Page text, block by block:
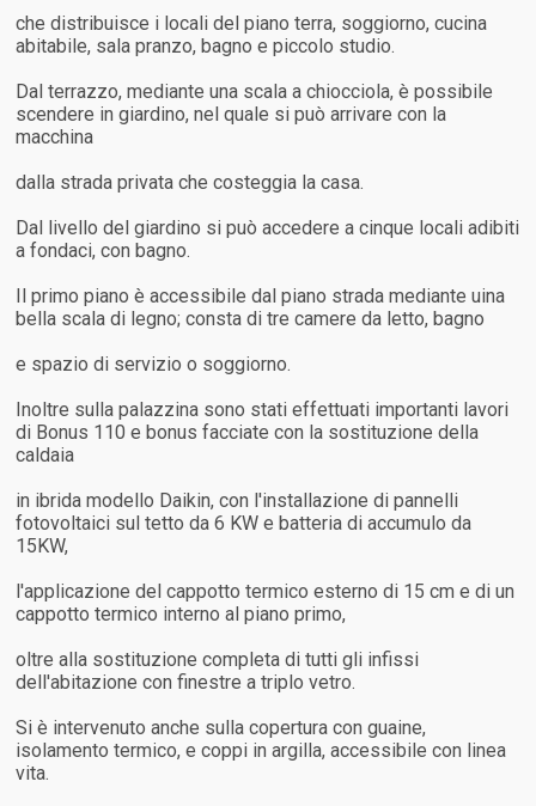
che distribuisce i locali del piano terra, soggiorno, cucina
abitabile, sala pranzo, bagno e piccolo studio.
Dal terrazzo, mediante una scala a chiocciola, è possibile
scendere in giardino, nel quale si può arrivare con la
macchina
dalla strada privata che costeggia la casa.
Dal livello del giardino si può accedere a cinque locali adibiti
a fondaci, con bagno.
Il primo piano è accessibile dal piano strada mediante uina
bella scala di legno; consta di tre camere da letto, bagno
e spazio di servizio o soggiorno.
Inoltre sulla palazzina sono stati effettuati importanti lavori
di Bonus 110 e bonus facciate con la sostituzione della
caldaia
in ibrida modello Daikin, con l'installazione di pannelli
fotovoltaici sul tetto da 6 KW e batteria di accumulo da
15KW,
l'applicazione del cappotto termico esterno di 15 cm e di un
cappotto termico interno al piano primo,
oltre alla sostituzione completa di tutti gli infissi
dell'abitazione con finestre a triplo vetro.
Si è intervenuto anche sulla copertura con guaine,
isolamento termico, e coppi in argilla, accessibile con linea
vita.